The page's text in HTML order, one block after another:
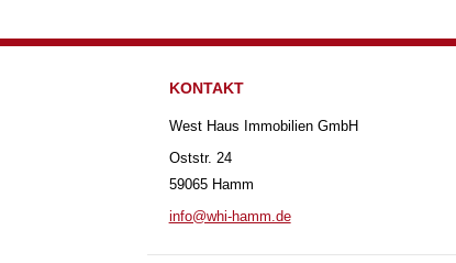
KONTAKT
West Haus Immobilien GmbH
Oststr. 24
59065 Hamm
info@whi-hamm.de